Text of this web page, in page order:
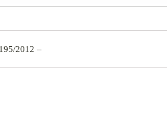
195/2012 –